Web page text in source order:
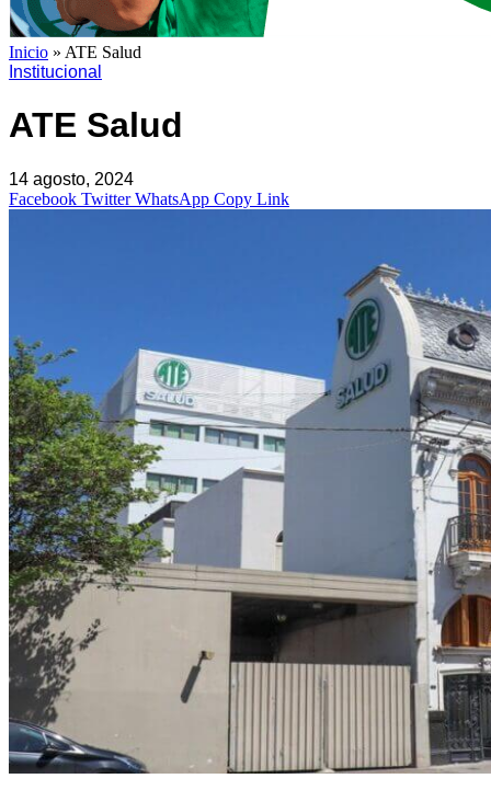
Inicio » ATE Salud
Institucional
ATE Salud
14 agosto, 2024
Facebook Twitter WhatsApp Copy Link